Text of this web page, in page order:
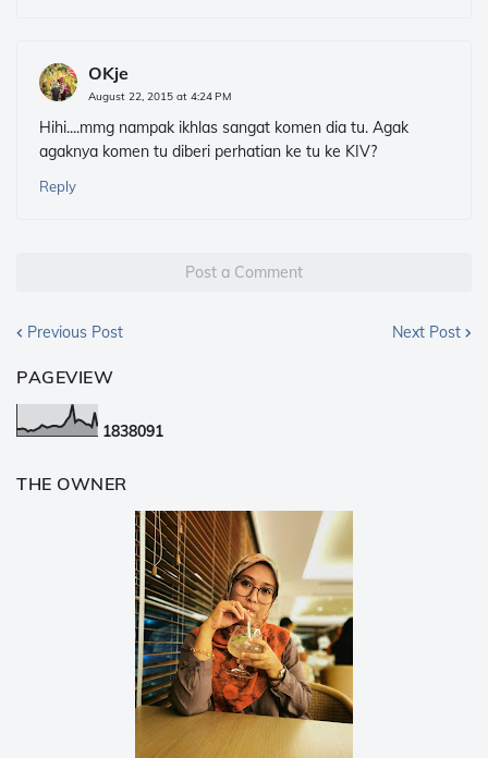
OKje
August 22, 2015 at 4:24 PM
Hihi....mmg nampak ikhlas sangat komen dia tu. Agak
agaknya komen tu diberi perhatian ke tu ke KIV?
Reply
Post a Comment
Previous Post Next Post
PAGEVIEW
1838091
THE OWNER